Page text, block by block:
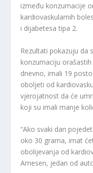
između konzumacije
kardiovaskularnih
i dijabetesa tipa 2.
Rezultati pokazuju da
konzumaciju
dnevno, imali 19
oboljeti od
vjerojatnost da će
koji su imali manje
“Ako svaki dan
oko 30 grama, imat
obolijevanja od
Arnesen, jedan od